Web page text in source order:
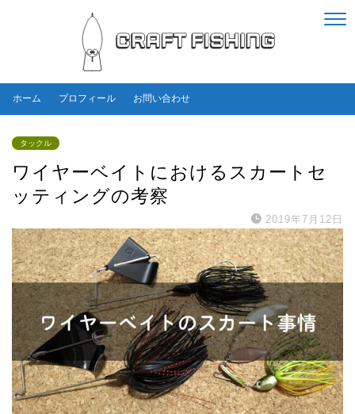
ホーム プロフィール お問い合わせ
タックル
ワイヤーベイトにおけるスカートセ
ッティングの考察
2019年7月12日